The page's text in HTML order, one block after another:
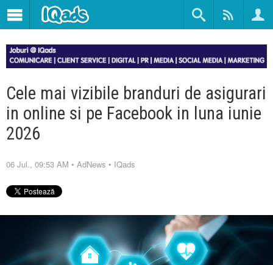
Cele mai vizibile branduri de asigurari
in online si pe Facebook in luna iunie
2026
06 Jul., 09:53 AM • AdNews • IQads